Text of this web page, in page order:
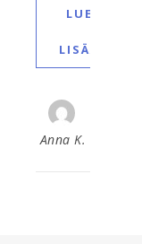
LUE
LISÄÄ
Anna K.